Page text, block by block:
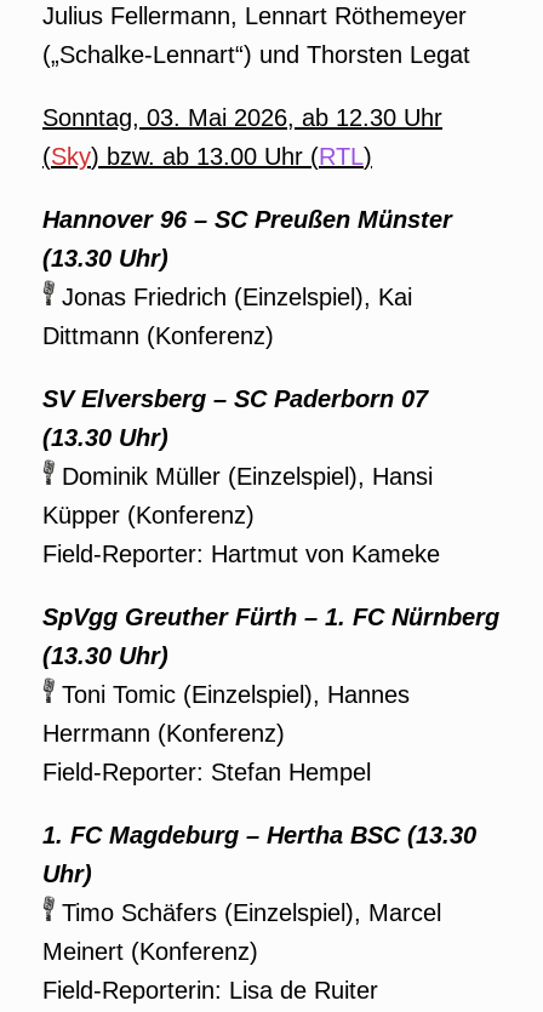
Julius Fellermann, Lennart Röthemeyer
(„Schalke-Lennart“) und Thorsten Legat
Sonntag, 03. Mai 2026, ab 12.30 Uhr
(Sky) bzw. ab 13.00 Uhr (RTL)
Hannover 96 – SC Preußen Münster
(13.30 Uhr)
Jonas Friedrich (Einzelspiel), Kai
Dittmann (Konferenz)
SV Elversberg – SC Paderborn 07
(13.30 Uhr)
Dominik Müller (Einzelspiel), Hansi
Küpper (Konferenz)
Field-Reporter: Hartmut von Kameke
SpVgg Greuther Fürth – 1. FC Nürnberg
(13.30 Uhr)
Toni Tomic (Einzelspiel), Hannes
Herrmann (Konferenz)
Field-Reporter: Stefan Hempel
1. FC Magdeburg – Hertha BSC (13.30
Uhr)
Timo Schäfers (Einzelspiel), Marcel
Meinert (Konferenz)
Field-Reporterin: Lisa de Ruiter